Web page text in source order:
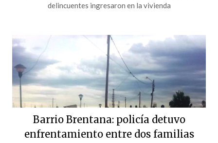
delincuentes ingresaron en la vivienda
Barrio Brentana: policía detuvo
enfrentamiento entre dos familias